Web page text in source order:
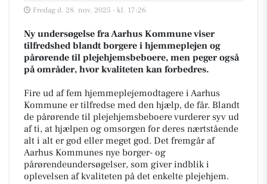
Fredag d. 28. nov. 2025 - kl. 17:26
Ny undersøgelse fra Aarhus Kommune viser
tilfredshed blandt borgere i hjemmeplejen og
pårørende til plejehjemsbeboere, men peger også
på områder, hvor kvaliteten kan forbedres.
Fire ud af fem hjemmeplejemodtagere i Aarhus
Kommune er tilfredse med den hjælp, de får. Blandt
de pårørende til plejehjemsbeboere vurderer syv ud
af ti, at hjælpen og omsorgen for deres nærtstående
alt i alt er god eller meget god. Det fremgår af
Aarhus Kommunes nye borger- og
pårørendeundersøgelser, som giver indblik i
oplevelsen af kvaliteten på det enkelte plejehjem.